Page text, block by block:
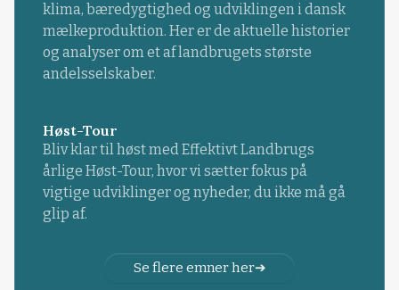
klima, bæredygtighed og udviklingen i dansk
mælkeproduktion. Her er de aktuelle historier
og analyser om et af landbrugets største
andelsselskaber.
Høst-Tour
Bliv klar til høst med Effektivt Landbrugs
årlige Høst-Tour, hvor vi sætter fokus på
vigtige udviklinger og nyheder, du ikke må gå
glip af.
Se flere emner her